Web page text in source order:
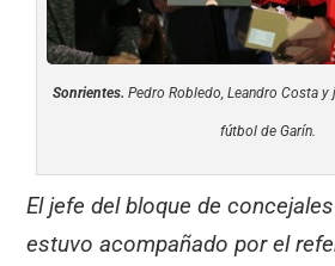
Sonrientes. Pedro Robledo, Leandro Costa
fútbol de Garín.
El jefe del bloque de
estuvo acompañado por el